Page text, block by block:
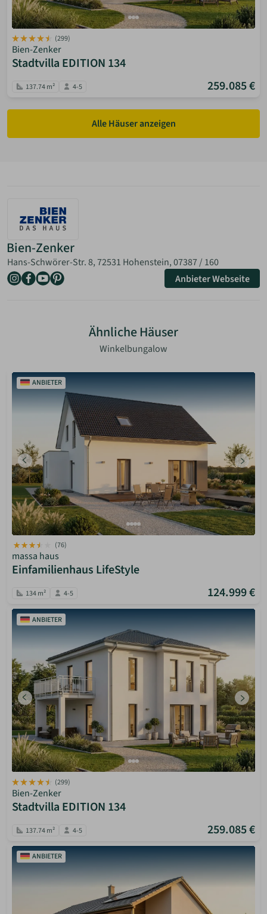
(299)
Bien-Zenker
Stadtvilla EDITION 134
137.74 m² 4-5 259.085 €
Alle Häuser anzeigen
Bien-Zenker
Hans-Schwörer-Str. 8, 72531 Hohenstein,07387 / 160
Anbieter Webseite
Ähnliche Häuser
Winkelbungalow
ANBIETER
(76)
massa haus
Einfamilienhaus LifeStyle
134 m² 4-5 124.999 €
ANBIETER
(299)
Bien-Zenker
Stadtvilla EDITION 134
137.74 m² 4-5 259.085 €
ANBIETER